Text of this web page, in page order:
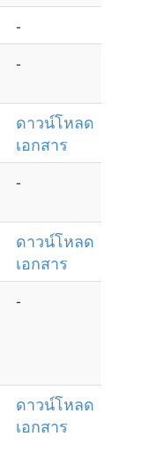
-
-
ดาวน์โหลด
เอกสาร
-
ดาวน์โหลด
เอกสาร
-
ดาวน์โหลด
เอกสาร